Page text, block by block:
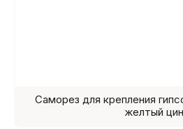
Саморез для крепления
желтый